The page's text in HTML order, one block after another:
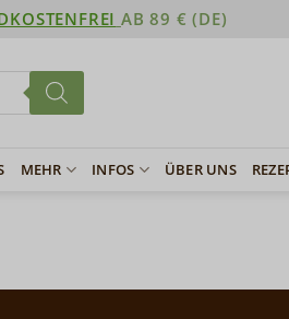
AB 89 € (DE)
MEHR INFOS ÜBER UNS